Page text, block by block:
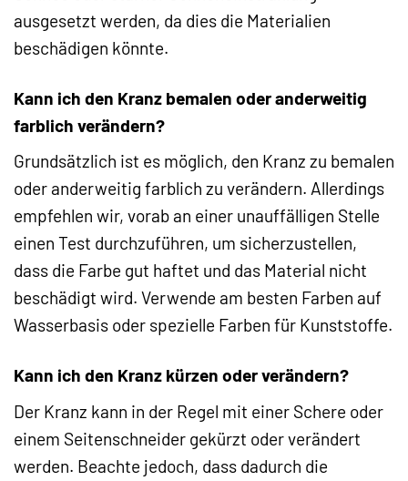
ausgesetzt werden, da dies die Materialien
beschädigen könnte.
Kann ich den Kranz bemalen oder anderweitig
farblich verändern?
Grundsätzlich ist es möglich, den Kranz zu bemalen
oder anderweitig farblich zu verändern. Allerdings
empfehlen wir, vorab an einer unauffälligen Stelle
einen Test durchzuführen, um sicherzustellen,
dass die Farbe gut haftet und das Material nicht
beschädigt wird. Verwende am besten Farben auf
Wasserbasis oder spezielle Farben für Kunststoffe.
Kann ich den Kranz kürzen oder verändern?
Der Kranz kann in der Regel mit einer Schere oder
einem Seitenschneider gekürzt oder verändert
werden. Beachte jedoch, dass dadurch die